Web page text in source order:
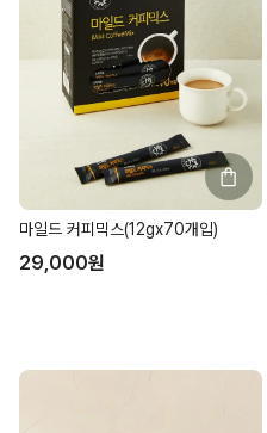
마일드 커피믹스(12gx70개입)
29,000원